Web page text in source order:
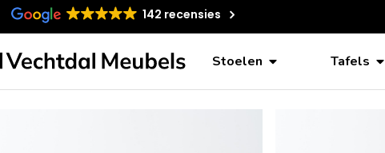
142 recensies
Stoelen Tafels